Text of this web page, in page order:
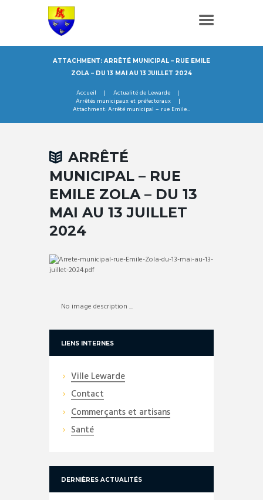
ATTACHMENT: ARRÊTÉ MUNICIPAL – RUE EMILE
ZOLA – DU 13 MAI AU 13 JUILLET 2024
Accueil
Actualité de Lewarde
Arrêtés municipaux et préfectoraux
Attachment: Arrêté municipal – rue Emile...
ARRÊTÉ
MUNICIPAL – RUE
EMILE ZOLA – DU 13
MAI AU 13 JUILLET
2024
No image description ...
LIENS INTERNES
Ville Lewarde
Contact
Commerçants et artisans
Santé
DERNIÈRES ACTUALITÉS